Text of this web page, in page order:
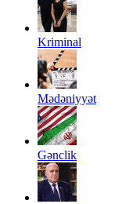
Kriminal
Mədəniyyət
Gənclik